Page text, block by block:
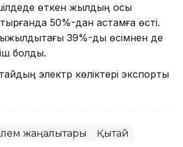
өткен жылдың осы
50%-дан астамға өсті.
39%-дық өсімнен де
болды.
электр көліктері экспорты
жаңалықтары Қытай